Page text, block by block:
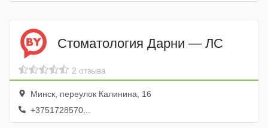
Стоматология Дарни — ЛС
2 отзыва
Минск, переулок Калинина, 16
+3751728570...